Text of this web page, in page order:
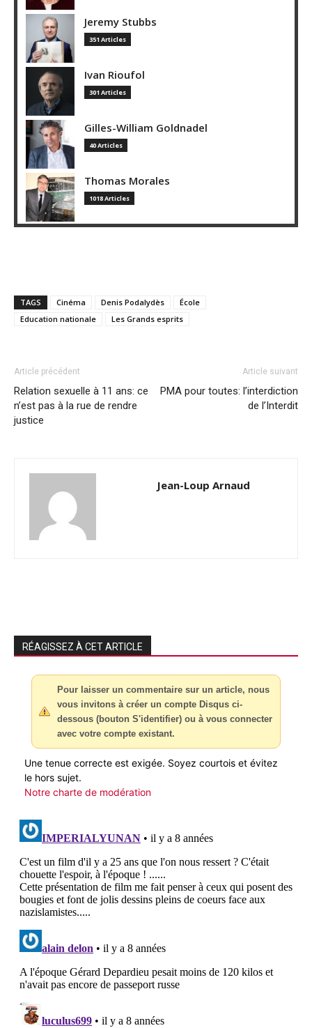
Jeremy Stubbs
351 Articles
Ivan Rioufol
301 Articles
Gilles-William Goldnadel
40 Articles
Thomas Morales
1018 Articles
TAGS Cinéma Denis Podalydès
École
Education nationale
Les Grands esprits
Article précédent
Relation sexuelle à 11 ans: ce
n’est pas à la rue de rendre
justice
Article suivant
PMA pour toutes: l’interdiction
de l’Interdit
Jean-Loup Arnaud
RÉAGISSEZ À CET ARTICLE
Pour laisser un commentaire sur un article, nous
vous invitons à créer un compte Disqus ci-
dessous (bouton S'identifier) ou à vous connecter
avec votre compte existant.
Une tenue correcte est exigée. Soyez courtois et évitez
le hors sujet.
Notre charte de modération